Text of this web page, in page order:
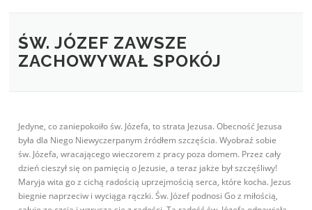
ŚW. JÓZEF ZAWSZE
ZACHOWYWAŁ SPOKÓJ
Jedyne, co zaniepokoiło św. Józefa, to strata Jezusa. Obecność Jezusa
była dla Niego Niewyczerpanym źródłem szczęścia. Wyobraź sobie
św. Józefa, wracającego wieczorem z pracy poza domem. Przez cały
dzień cieszył się on pamięcią o Jezusie, a teraz jakże był szczęśliwy!
Maryja wita go z cichą radością uprzejmością serca, które kocha. Jezus
biegnie naprzeciw i wyciąga rączki. Św. Józef podnosi Go z miłością,